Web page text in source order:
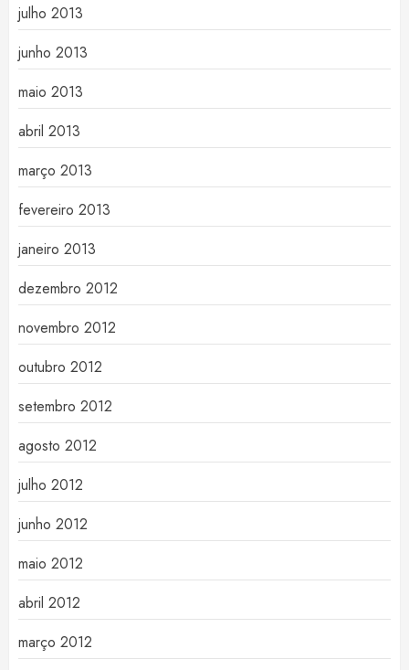
julho 2013
junho 2013
maio 2013
abril 2013
março 2013
fevereiro 2013
janeiro 2013
dezembro 2012
novembro 2012
outubro 2012
setembro 2012
agosto 2012
julho 2012
junho 2012
maio 2012
abril 2012
março 2012